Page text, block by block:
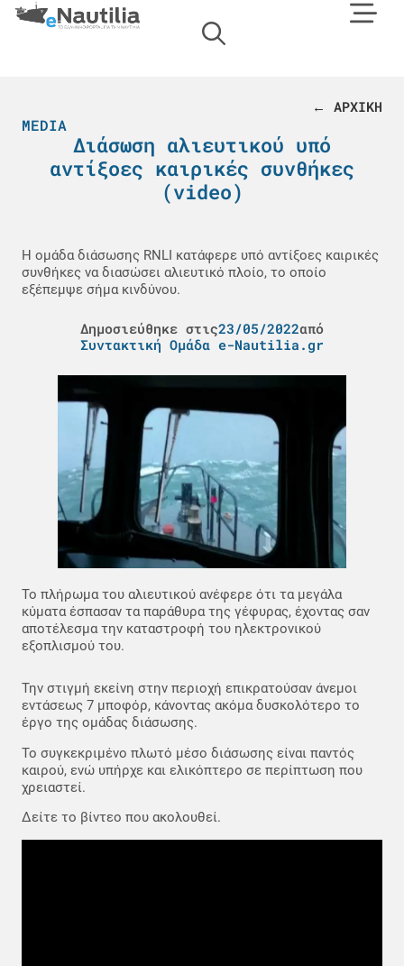
← ΑΡΧΙΚΗ
MEDIA
Διάσωση αλιευτικού υπό
αντίξοες καιρικές συνθήκες
(video)
Η ομάδα διάσωσης RNLI κατάφερε υπό αντίξοες καιρικές
συνθήκες να διασώσει αλιευτικό πλοίο, το οποίο
εξέπεμψε σήμα κινδύνου.
Δημοσιεύθηκε στις23/05/2022από
Συντακτική Ομάδα e-Nautilia.gr
Το πλήρωμα του αλιευτικού ανέφερε ότι τα μεγάλα
κύματα έσπασαν τα παράθυρα της γέφυρας, έχοντας σαν
αποτέλεσμα την καταστροφή του ηλεκτρονικού
εξοπλισμού του.
Την στιγμή εκείνη στην περιοχή επικρατούσαν άνεμοι
εντάσεως 7 μποφόρ, κάνοντας ακόμα δυσκολότερο το
έργο της ομάδας διάσωσης.
Το συγκεκριμένο πλωτό μέσο διάσωσης είναι παντός
καιρού, ενώ υπήρχε και ελικόπτερο σε περίπτωση που
χρειαστεί.
Δείτε το βίντεο που ακολουθεί.